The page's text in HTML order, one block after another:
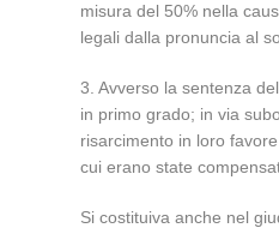
misura del 50% nella
legali dalla pronuncia al
3. Avverso la sentenza
in primo grado; in via
risarcimento in loro
cui erano state
Si costituiva anche nel